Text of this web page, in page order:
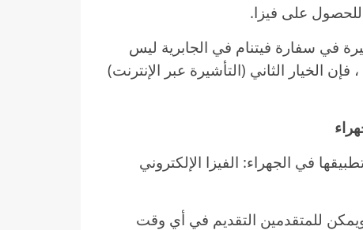
على فيزا.
في سفارة فيتنام في الجابرية ليس
الخيار الثاني (التأشيرة عبر الإنترنت)
في الجهراء: الفيزا الإلكتروني
ويمكن للمتقدمين التقديم في أي وقت